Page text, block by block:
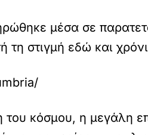
μέσα σε
τη στιγμή εδώ και
του κόσμου, η μεγάλη